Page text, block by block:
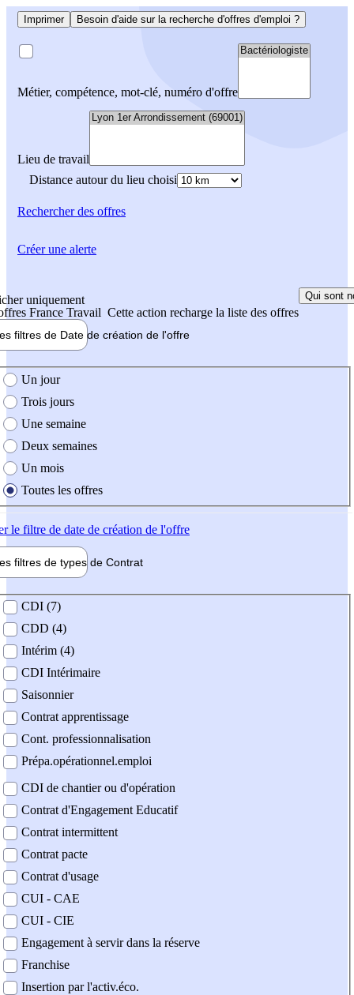
Imprimer Besoin d'aide sur la recherche d'offres d'emploi ?
Métier, compétence, mot-clé, numéro d'offre
Lieu de travail
Distance autour du lieu choisi
Rechercherdes offres
uniquement
France Travail Cette action recharge la liste des offres
Qui sont
filtres de Date de création de l'offre
création de l'offre
Un jour
Trois jours
Une semaine
Deux semaines
Un mois
Toutes les offres
le filtre de date de création de l'offre
filtres de types de Contrat
contrat
CDI (7)
CDD (4)
Intérim (4)
CDI Intérimaire
Saisonnier
Contrat apprentissage
Cont. professionnalisation
Prépa.opérationnel.emploi
CDI de chantier ou d'opération
Contrat d'Engagement Educatif
Contrat intermittent
Contrat pacte
Contrat d'usage
CUI - CAE
CUI - CIE
Engagement à servir dans la réserve
Franchise
Insertion par l'activ.éco.
Créer une alerte